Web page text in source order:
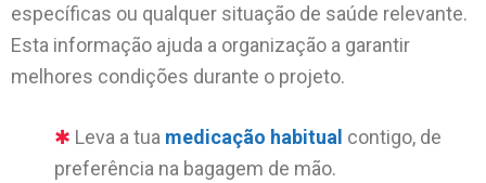
específicas ou qualquer situação de saúde relevante.
Esta informação ajuda a organização a garantir
melhores condições durante o projeto.
Leva a tua medicação habitual contigo, de
preferência na bagagem de mão.